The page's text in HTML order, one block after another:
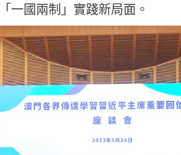
一國兩制」實踐新局面。